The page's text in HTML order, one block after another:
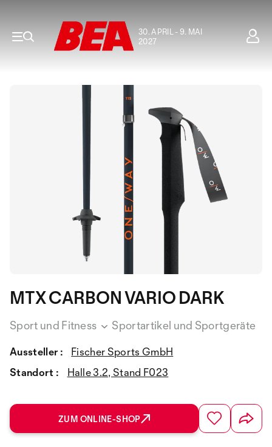
30. APRIL - 9. MAI
2027
MTX CARBON VARIO DARK
Sport und Fitness Sportartikel und Sportgeräte
Aussteller :
Fischer Sports GmbH
Standort :
Halle 3.2, Stand F023
ZUM ONLINE-SHOP